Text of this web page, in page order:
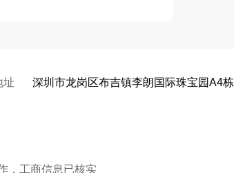
址 深圳市龙岗区布吉镇李朗国际珠宝园A4栋
，工商信息已核实